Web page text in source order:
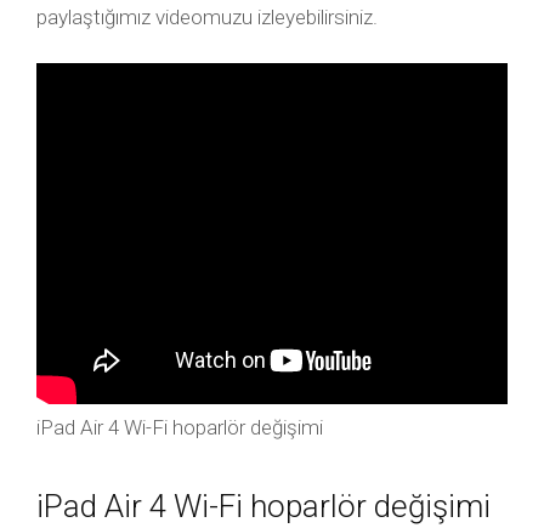
paylaştığımız videomuzu izleyebilirsiniz.
iPad Air 4 Wi-Fi hoparlör değişimi
iPad Air 4 Wi-Fi hoparlör değişimi